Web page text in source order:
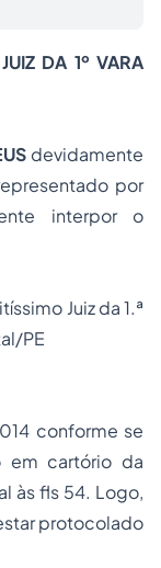
DA 1º VARA
devidamente
por
interpor o
Juiz da 1.ª
PE
conforme se
em cartório da
às fls 54. Logo,
protocolado